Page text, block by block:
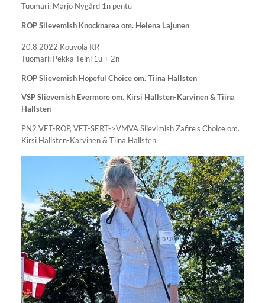
Tuomari: Marjo Nygård 1n pentu
ROP Slievemish Knocknarea om. Helena Lajunen
20.8.2022 Kouvola KR
Tuomari: Pekka Teini 1u + 2n
ROP Slievemish Hopeful Choice om. Tiina Hallsten
VSP Slievemish Evermore om. Kirsi Hallsten-Karvinen & Tiina
Hallsten
PN2 VET-ROP, VET-SERT->VMVA Slievimish Zafire's Choice om.
Kirsi Hallsten-Karvinen & Tiina Hallsten